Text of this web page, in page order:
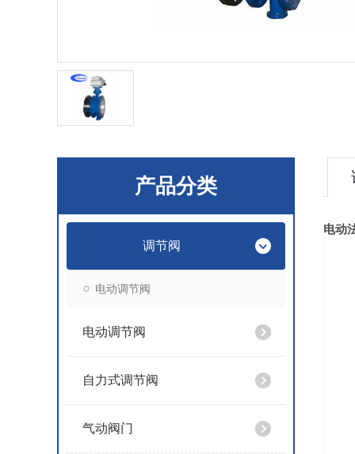
产品分类
调节阀
电动调节阀
电动调节阀
自力式调节阀
气动阀门
电动